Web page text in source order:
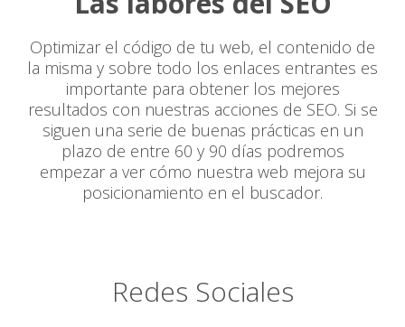
Optimizar el código de tu web, el contenido de
la misma y sobre todo los enlaces entrantes es
importante para obtener los mejores
resultados con nuestras acciones de SEO. Si se
siguen una serie de buenas prácticas en un
plazo de entre 60 y 90 días podremos
empezar a ver cómo nuestra web mejora su
posicionamiento en el buscador.
Redes Sociales